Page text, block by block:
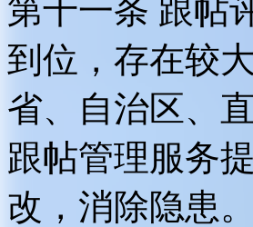
第十一条 跟帖
到位，存在较
省、自治区、
跟帖管理服务
改，消除隐患。